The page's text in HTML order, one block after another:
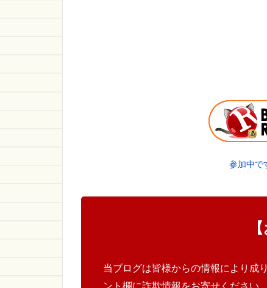
参加中で
当ブログは皆様からの情報により成
ント欄に詐欺情報をお寄せください